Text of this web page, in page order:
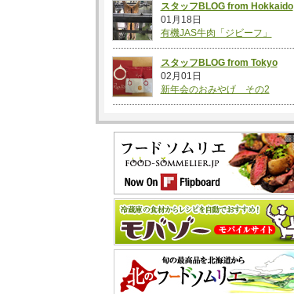
スタッフBLOG from Hokkaido
01月18日
有機JAS牛肉「ジビーフ」
スタッフBLOG from Tokyo
02月01日
新年会のおみやげ その2